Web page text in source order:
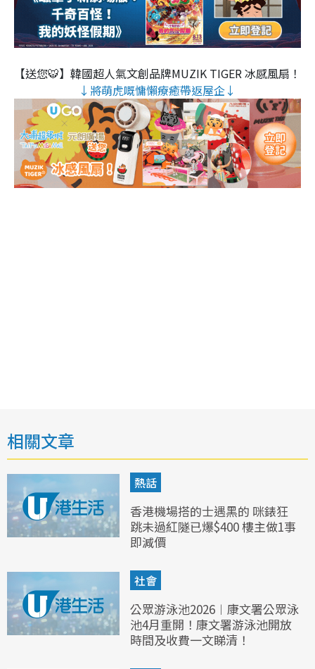
【送您🐯】韓國超人氣文創品牌MUZIK TIGER 冰感風扇！
↓將萌虎嘅慵懶療癒帶返屋企↓
相關文章
熱話
香港機場搭的士遇黑的 咪錶狂
跳未過紅隧已爆$400 樓主做1事
即減價
社會
公眾游泳池2026︱康文署公眾泳
池4月重開！康文署游泳池開放
時間及收費一文睇清！